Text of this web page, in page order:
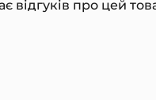
відгуків про цей